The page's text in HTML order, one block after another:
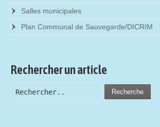
Salles municipales
Plan Communal de Sauvegarde/DICRIM
Rechercher un article
Recherche